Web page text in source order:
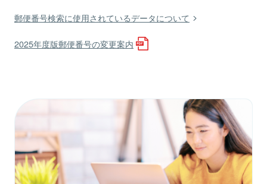
郵便番号検索に使用されているデータについて
2025年度版郵便番号の変更案内